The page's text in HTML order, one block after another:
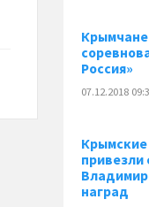
Крымчане
Россия»
07.12.2018
привезли
наград